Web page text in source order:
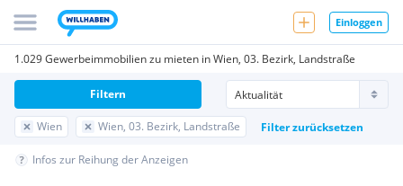
Einloggen
1.029 Gewerbeimmobilien zu mieten in Wien, 03. Bezirk, Landstraße
Wien Wien, 03. Bezirk, Landstraße Filter zurücksetzen
Filtern
Infos zur Reihung der Anzeigen